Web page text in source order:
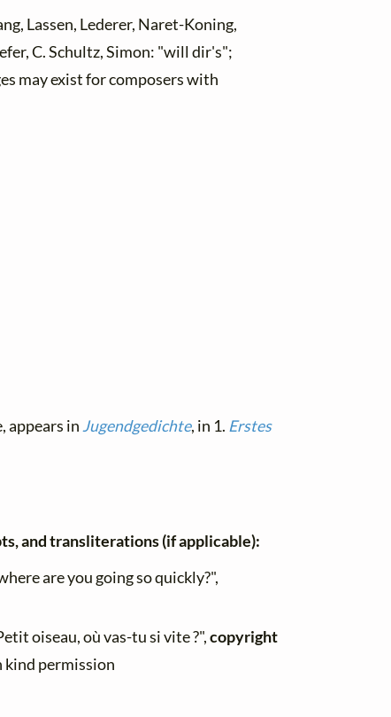
Lassen, Lederer, Naret-Koning,
C. Schultz, Simon: "will dir's";
may exist for composers with
appears in Jugendgedichte, in 1. Erstes
and transliterations (if applicable):
are you going so quickly?",
oiseau, où vas-tu si vite ?",copyright
kind permission